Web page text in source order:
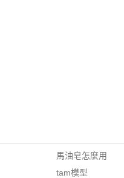
馬油皂怎麼用
tam模型